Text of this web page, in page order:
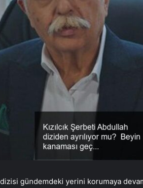
dizisi gündemdeki yerini korumaya